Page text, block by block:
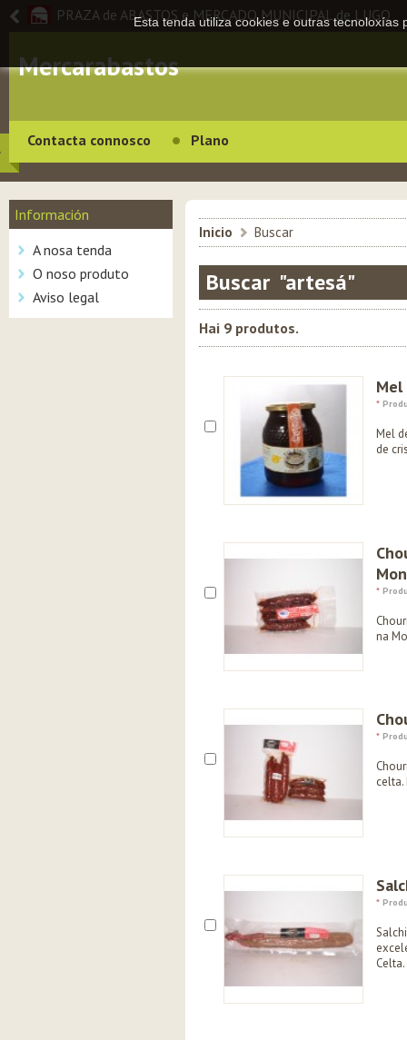
PRAZA de ABASTOS e MERCADO MUNICIPAL de LUGO
Mercarabastos
Contacta connosco Plano
Información
A nosa tenda
O noso produto
Aviso legal
Inicio > Buscar
Buscar "artesá"
Hai 9 produtos.
Mel
*
Mel
de
*
na
*
celta.
*
Celta.
Esta tenda utiliza cookies e outras